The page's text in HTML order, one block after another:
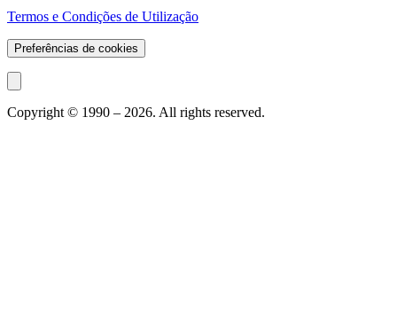
Termos e Condições de Utilização
Preferências de cookies
Copyright © 1990 – 2026. All rights reserved.